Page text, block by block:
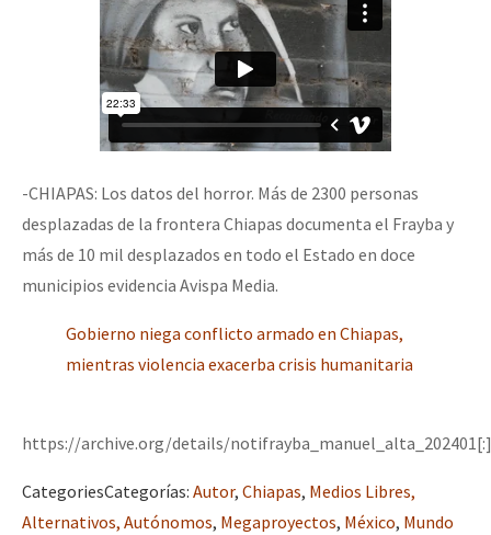
-CHIAPAS: Los datos del horror. Más de 2300 personas
desplazadas de la frontera Chiapas documenta el Frayba y
más de 10 mil desplazados en todo el Estado en doce
municipios evidencia Avispa Media.
Gobierno niega conflicto armado en Chiapas,
mientras violencia exacerba crisis humanitaria
https://archive.org/details/notifrayba_manuel_alta_202401[:]
CategoriesCategorías: Autor, Chiapas, Medios Libres,
Alternativos, Autónomos, Megaproyectos, México, Mundo